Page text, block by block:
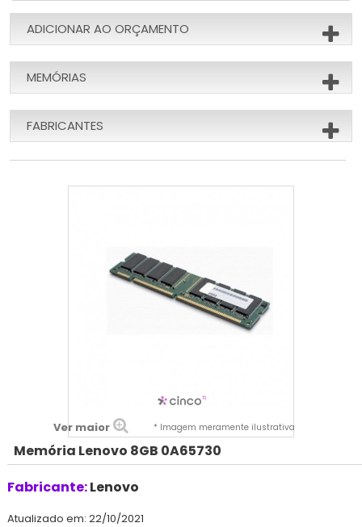
ADICIONAR AO ORÇAMENTO
MEMÓRIAS
FABRICANTES
Ver maior * Imagem meramente ilustrativa
Memória Lenovo 8GB 0A65730
Fabricante:Lenovo
Atualizado em: 22/10/2021